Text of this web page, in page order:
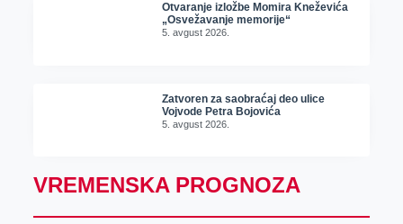
Otvaranje izložbe Momira Kneževića
„Osvežavanje memorije“
5. avgust 2026.
Zatvoren za saobraćaj deo ulice
Vojvode Petra Bojovića
5. avgust 2026.
VREMENSKA PROGNOZA